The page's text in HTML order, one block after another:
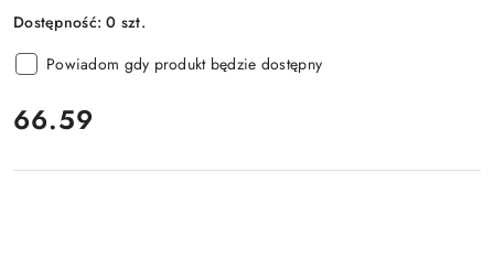
Dostępność:0 szt.
Powiadom gdy produkt będzie dostępny
cena:
66.59